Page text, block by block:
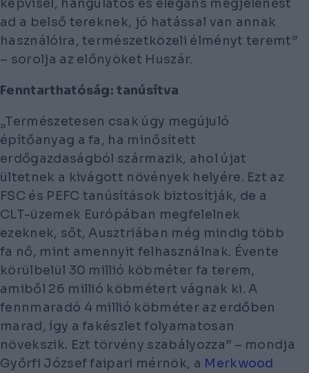
képvisel, hangulatos és elegáns megjelenést
ad a belső tereknek, jó hatással van annak
használóira, természetközeli élményt teremt”
– sorolja az előnyöket Huszár.
Fenntarthatóság: tanúsítva
„Természetesen csak úgy megújuló
építőanyag a fa, ha minősített
erdőgazdaságból származik, ahol újat
ültetnek a kivágott növények helyére. Ezt az
FSC és PEFC tanúsítások biztosítják, de a
CLT-üzemek Európában megfelelnek
ezeknek, sőt, Ausztriában még mindig több
fa nő, mint amennyit felhasználnak. Évente
körülbelül 30 millió köbméter fa terem,
amiből 26 millió köbmétert vágnak ki. A
fennmaradó 4 millió köbméter az erdőben
marad, így a fakészlet folyamatosan
növekszik. Ezt törvény szabályozza” – mondja
Győrfi József faipari mérnök, a Merkwood